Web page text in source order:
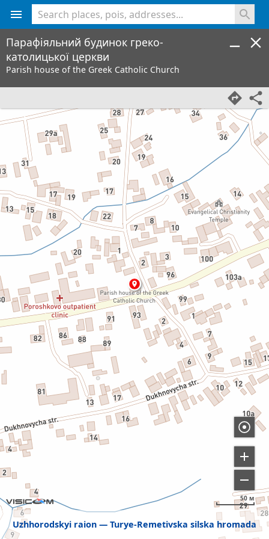
Uzhhorodskyi raion Turye-Remetivska silska hromada
50 м
Парафіяльний будинок греко-
католицької церкви
Parish house of the Greek Catholic Church
<% console.log(hcard) %>